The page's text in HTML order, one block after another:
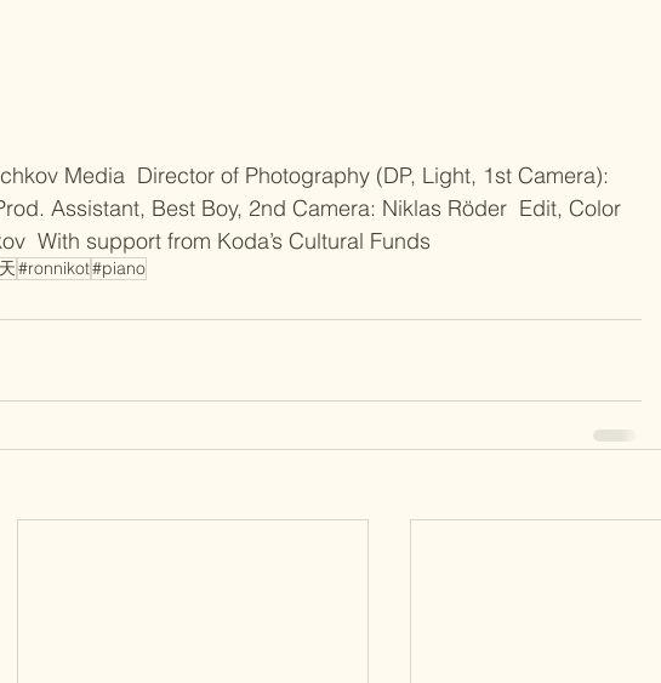
Media  Director of Photography (DP, Light, 1st Camera):
Assistant, Best Boy, 2nd Camera: Niklas Röder  Edit, Color
With support from Koda’s Cultural Funds
#ronnikot#piano